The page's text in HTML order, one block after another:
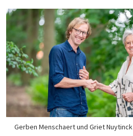
Gerben Menschaert und Griet Nuytinck